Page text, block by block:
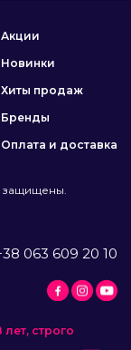
Акции
Новинки
Хиты продаж
Бренды
Оплата и доставка
защищены.
063 609 20 10
строго